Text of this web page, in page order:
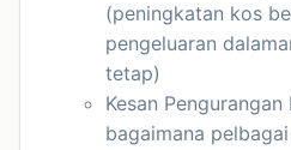
(peningkatan kos
pengeluaran
tetap)
Kesan
bagaimana